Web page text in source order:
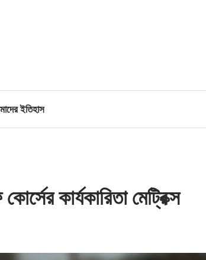
ইতিহাস
কার্যকারিতা মেট্রিক্স